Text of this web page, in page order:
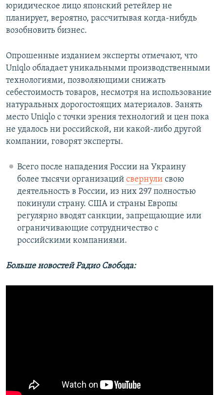
юридическое лицо японский ретейлер не
планирует, вероятно, рассчитывая когда-нибудь
возобновить бизнес.
Опрошенные изданием эксперты отмечают, что
Uniqlo обладает уникальными производственными
технологиями, позволяющими снижать
себестоимость товаров, несмотря на использование
натуральных дорогостоящих материалов. Занять
место Uniqlo с точки зрения технологий и цен пока
не удалось ни российской, ни какой-либо другой
компании, говорят эксперты.
Всего после нападения России на Украину
более тысячи организаций свернулисвою
деятельность в России, из них 297 полностью
покинули страну. США и страны Европы
регулярно вводят санкции, запрещающие или
ограничивающие сотрудничество с
российскими компаниями.
Больше новостей Радио Свобода: